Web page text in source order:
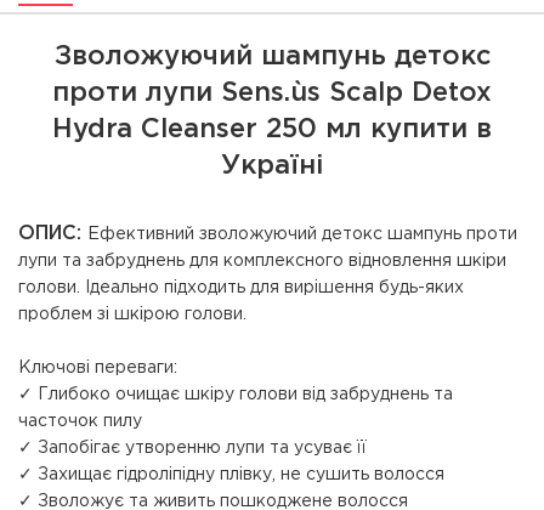
Зволожуючий шампунь детокс
проти лупи Sens.ùs Scalp Detox
Hydra Cleanser 250 мл купити в
Україні
ОПИС:
Ефективний зволожуючий детокс шампунь проти
лупи та забруднень для комплексного відновлення шкіри
голови. Ідеально підходить для вирішення будь-яких
проблем зі шкірою голови.
Ключові переваги:
✓ Глибоко очищає шкіру голови від забруднень та
часточок пилу
✓ Запобігає утворенню лупи та усуває її
✓ Захищає гідроліпідну плівку, не сушить волосся
✓ Зволожує та живить пошкоджене волосся